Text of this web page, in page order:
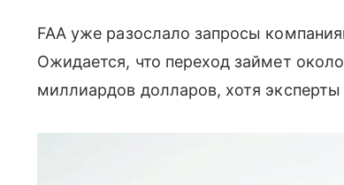
FAA уже разослало запросы
Ожидается, что переход займет
миллиардов долларов, хотя